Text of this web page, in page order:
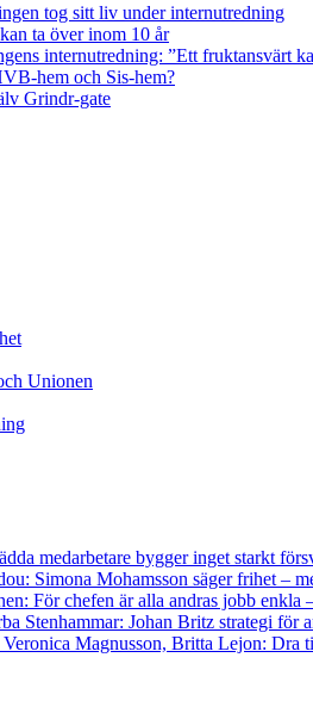
tog sitt liv under internutredning
ta över inom 10 år
internutredning: ”Ett fruktansvärt
hem och Sis-hem?
Grindr-gate
Unionen
medarbetare bygger inget starkt
Simona Mohamsson säger frihet –
För chefen är alla andras jobb enkla
Stenhammar: Johan Britz strategi för
Veronica Magnusson, Britta Lejon: Dra